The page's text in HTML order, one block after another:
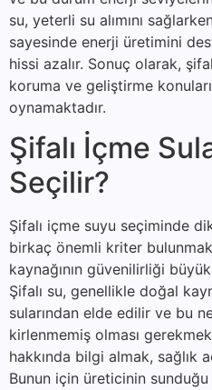
su, yeterli su alımını
sayesinde enerji üretimini
hissi azalır. Sonuç olarak,
koruma ve geliştirme
oynamaktadır.
Şifalı İçme
Seçilir?
Şifalı içme suyu seçiminde
birkaç önemli kriter
kaynağının güvenilirliği
Şifalı su, genellikle doğal
sularından elde edilir ve bu
kirlenmemiş olması
hakkında bilgi almak, sağlık
Bunun için üreticinin